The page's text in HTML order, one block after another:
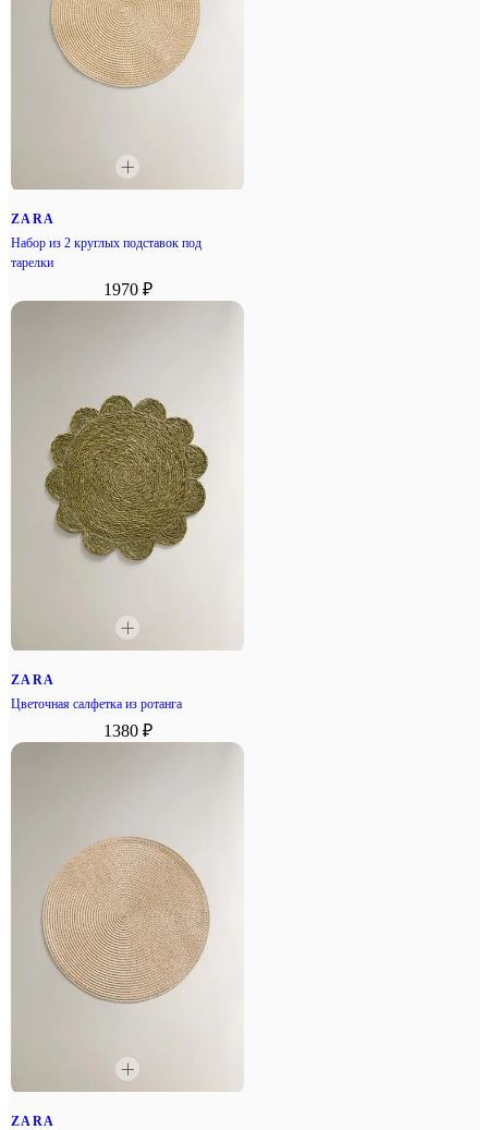
ZARA
Набор из 2 круглых подставок под
тарелки
1970 ₽
ZARA
Цветочная салфетка из ротанга
1380 ₽
ZARA